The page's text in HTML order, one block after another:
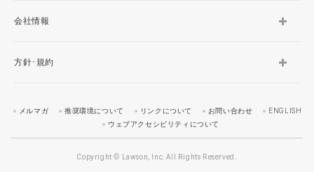
会社情報
方針･規約
メルマガ 推奨環境について リンクについて お問い合わせ
ENGLISH
ウェブアクセシビリティについて
Copyright © Lawson, Inc. All Rights Reserved.